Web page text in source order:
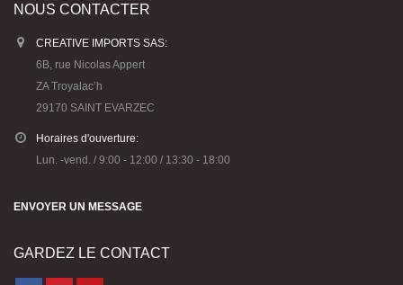
NOUS CONTACTER
CREATIVE IMPORTS SAS:
6B, rue Nicolas Appert
ZA Troyalac’h
29170 SAINT EVARZEC
Horaires d'ouverture:
Lun. -vend. / 9:00 - 12:00 / 13:30 - 18:00
ENVOYER UN MESSAGE
GARDEZ LE CONTACT